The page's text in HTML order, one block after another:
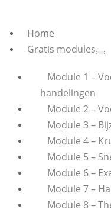
Home
Gratis modules
Module 1 –
handelingen
Module 2 –
Module 3 –
Module 4 –
Module 5 –
Module 6 –
Module 7 –
Module 8 –